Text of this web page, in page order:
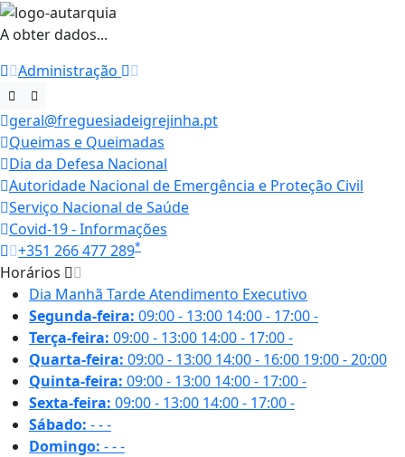
A obter dados...
Administração
geral@freguesiadeigrejinha.pt
Queimas e Queimadas
Dia da Defesa Nacional
Autoridade Nacional de Emergência e Proteção Civil
Serviço Nacional de Saúde
Covid-19 - Informações
+351 266 477 289*
Horários
Dia Manhã TardeAtendimento Executivo
Segunda-feira: 09:00 - 13:00 14:00 - 17:00-
Terça-feira: 09:00 - 13:00 14:00 - 17:00-
Quarta-feira: 09:00 - 13:00 14:00 - 16:00 19:00 - 20:00
Quinta-feira: 09:00 - 13:00 14:00 - 17:00-
Sexta-feira: 09:00 - 13:00 14:00 - 17:00-
Sábado: ---
Domingo: ---